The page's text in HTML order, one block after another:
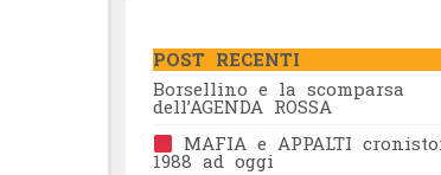
POST RECENTI
Borsellino e la scomparsa
dell’AGENDA ROSSA
MAFIA e APPALTI
1988 ad oggi